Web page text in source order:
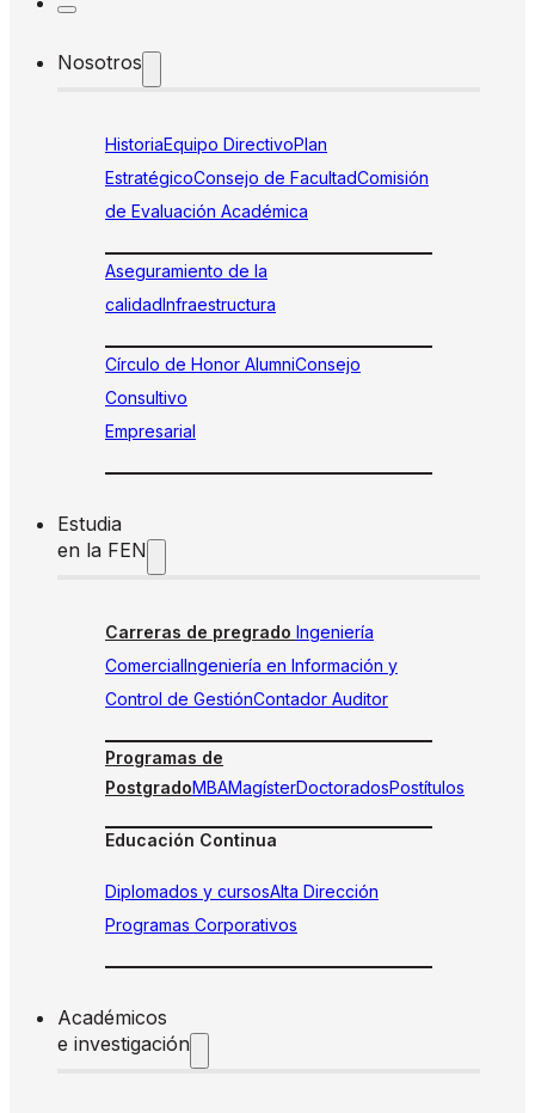
Nosotros
HistoriaEquipo DirectivoPlan
EstratégicoConsejo de FacultadComisión
de Evaluación Académica
Aseguramiento de la
calidadInfraestructura
Círculo de Honor AlumniConsejo
Consultivo
Empresarial
Estudia
en la FEN
Carreras de pregrado Ingeniería
ComercialIngeniería en Información y
Control de GestiónContador Auditor
Programas de
PostgradoMBAMagísterDoctoradosPostítulos
Educación Continua
Diplomados y cursosAlta Dirección
Programas Corporativos
Académicos
e investigación